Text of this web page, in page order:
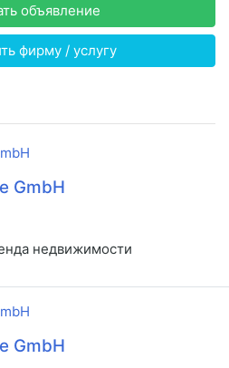
объявление
фирму / услугу
GmbH
недвижимости
GmbH